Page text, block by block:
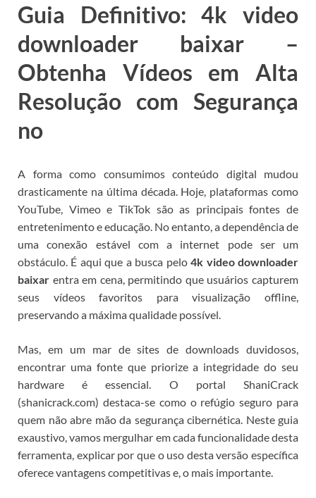
Guia Definitivo: 4k video
downloader baixar –
Obtenha Vídeos em Alta
Resolução com Segurança
no
A forma como consumimos conteúdo digital mudou
drasticamente na última década. Hoje, plataformas como
YouTube, Vimeo e TikTok são as principais fontes de
entretenimento e educação. No entanto, a dependência de
uma conexão estável com a internet pode ser um
obstáculo. É aqui que a busca pelo4k video downloader
baixar entra em cena, permitindo que usuários capturem
seus vídeos favoritos para visualização offline,
preservando a máxima qualidade possível.
Mas, em um mar de sites de downloads duvidosos,
encontrar uma fonte que priorize a integridade do seu
hardware é essencial. O portal ShaniCrack
(shanicrack.com) destaca-se como o refúgio seguro para
quem não abre mão da segurança cibernética. Neste guia
exaustivo, vamos mergulhar em cada funcionalidade desta
ferramenta, explicar por que o uso desta versão específica
oferece vantagens competitivas e, o mais importante.